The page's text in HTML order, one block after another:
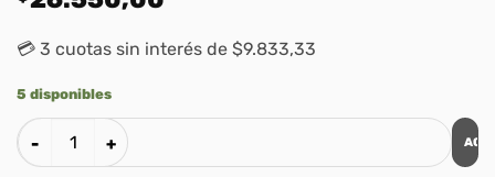
💳 3 cuotas sin interés de $9.833,33
5 disponibles
La predicacion Cristocentrica cantidad